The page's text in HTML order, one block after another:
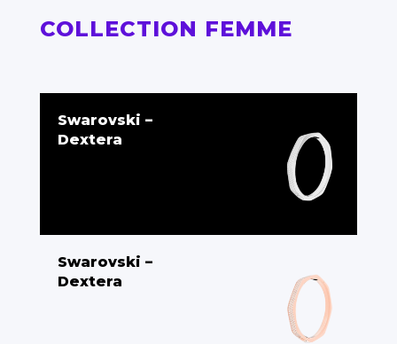
COLLECTION FEMME
Swarovski –
Dextera
Swarovski –
Dextera